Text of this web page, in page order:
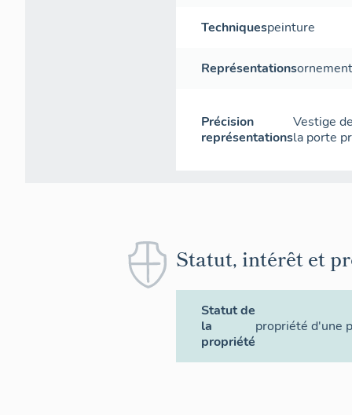
Techniquespeinture
Représentations
Précision
représentations
Vestige
la porte
Statut, intérêt et
Statut de
la
propriété
propriété d'une